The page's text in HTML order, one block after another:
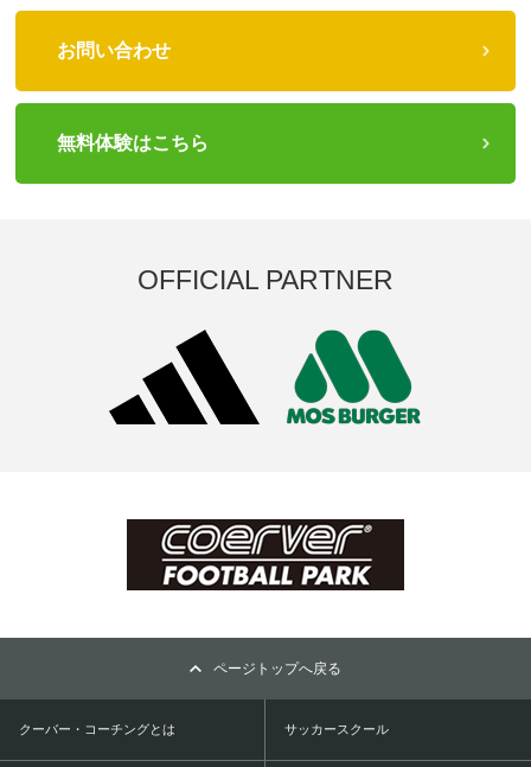
お問い合わせ
無料体験はこちら
OFFICIAL PARTNER
ページトップへ戻る
クーバー・コーチングとは サッカースクール